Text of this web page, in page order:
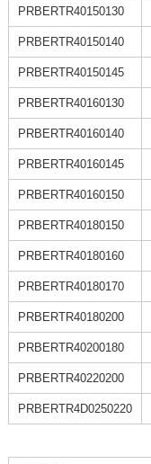
PRBERTR40150130
PRBERTR40150140
PRBERTR40150145
PRBERTR40160130
PRBERTR40160140
PRBERTR40160145
PRBERTR40160150
PRBERTR40180150
PRBERTR40180160
PRBERTR40180170
PRBERTR40180200
PRBERTR40200180
PRBERTR40220200
PRBERTR4D0250220